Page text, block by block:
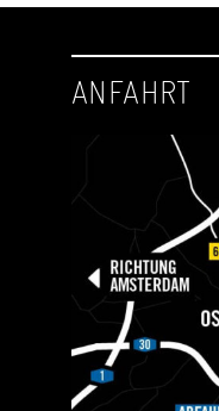
ANFAHRT